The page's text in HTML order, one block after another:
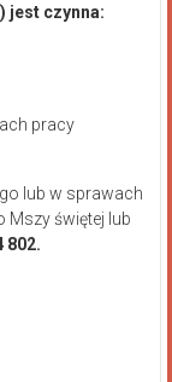
jest czynna:
pracy
lub w sprawach
Mszy świętej lub
802.